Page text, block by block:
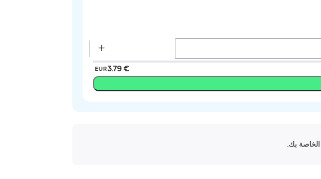
EUR ‏3.79 €